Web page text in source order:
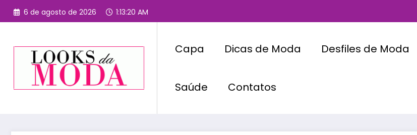
Pular
para
conteúdo
6 de agosto de 2026 1:13:20 AM
Capa Dicas de Moda Desfiles de Moda
Saúde Contatos